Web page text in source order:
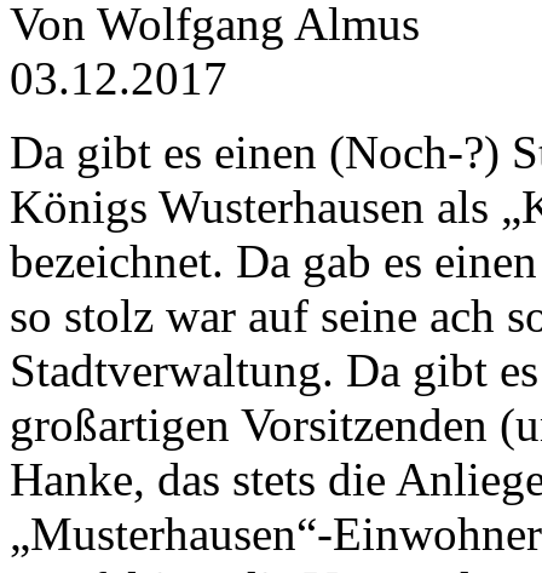
Von Wolfgang Almus
03.12.2017
Da gibt es einen (Noch-?)
Königs Wusterhausen als
bezeichnet. Da gab es
so stolz war auf seine ach
Stadtverwaltung. Da gibt
großartigen Vorsitzenden
Hanke, das stets die
„Musterhausen“-